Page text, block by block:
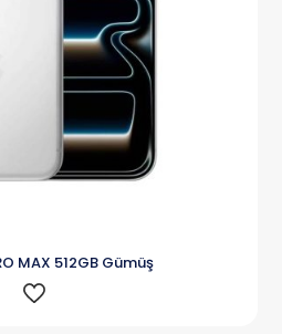
MAX 512GB Gümüş